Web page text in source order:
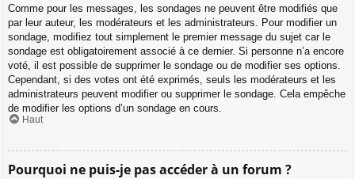
Comme pour les messages, les sondages ne peuvent être modifiés que
par leur auteur, les modérateurs et les administrateurs. Pour modifier un
sondage, modifiez tout simplement le premier message du sujet car le
sondage est obligatoirement associé à ce dernier. Si personne n’a encore
voté, il est possible de supprimer le sondage ou de modifier ses options.
Cependant, si des votes ont été exprimés, seuls les modérateurs et les
administrateurs peuvent modifier ou supprimer le sondage. Cela empêche
de modifier les options d’un sondage en cours.
Haut
Pourquoi ne puis-je pas accéder à un forum ?